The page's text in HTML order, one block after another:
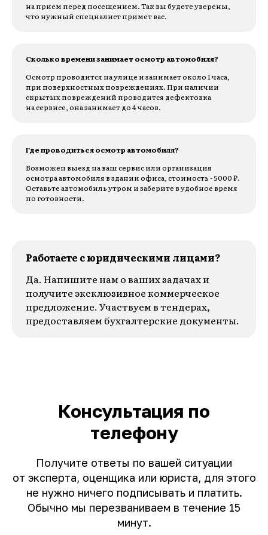
на прием перед посещением. Так вы будете уверены,
что нужный специалист примет вас.
Сколько времени занимает осмотр автомобиля?
Осмотр проводится на улице и занимает около 1 часа,
при поверхностных повреждениях. При наличии
скрытых повреждений проводится дефектовка
на сервисе, она занимает до 4 часов.
Где проводиться осмотр автомобиля?
Возможен выезд на ваш сервис или организация
осмотра автомобиля в здании офиса, стоимость - 5000 ₽.
Оставьте автомобиль утром и заберите в удобное время
по готовности.
Работаете с юридическими лицами?
Да. Напишите нам о ваших задачах и
получите эксклюзивное коммерческое
предложение. Участвуем в тендерах,
предоставляем бухгалтерские документы.
Консультация по
телефону
Получите ответы по вашей ситуации
от эксперта, оценщика или юриста, для этого
не нужно ничего подписывать и платить.
Обычно мы перезваниваем в течение 15
минут.